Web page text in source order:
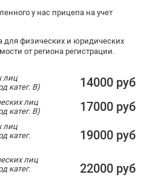
у нас прицепа на учет
для физических и юридических
от региона регистрации.
лиц
катег. В)
14000 руб
лиц
катег. В)
17000 руб
лиц
катег.
19000 руб
лиц
катег.
22000 руб